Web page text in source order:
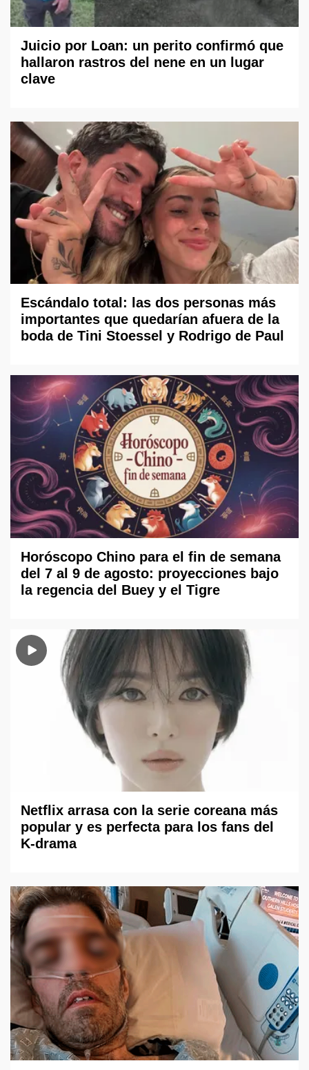
Juicio por Loan: un perito confirmó que
hallaron rastros del nene en un lugar
clave
Escándalo total: las dos personas más
importantes que quedarían afuera de la
boda de Tini Stoessel y Rodrigo de Paul
Horóscopo Chino para el fin de semana
del 7 al 9 de agosto: proyecciones bajo
la regencia del Buey y el Tigre
Netflix arrasa con la serie coreana más
popular y es perfecta para los fans del
K-drama